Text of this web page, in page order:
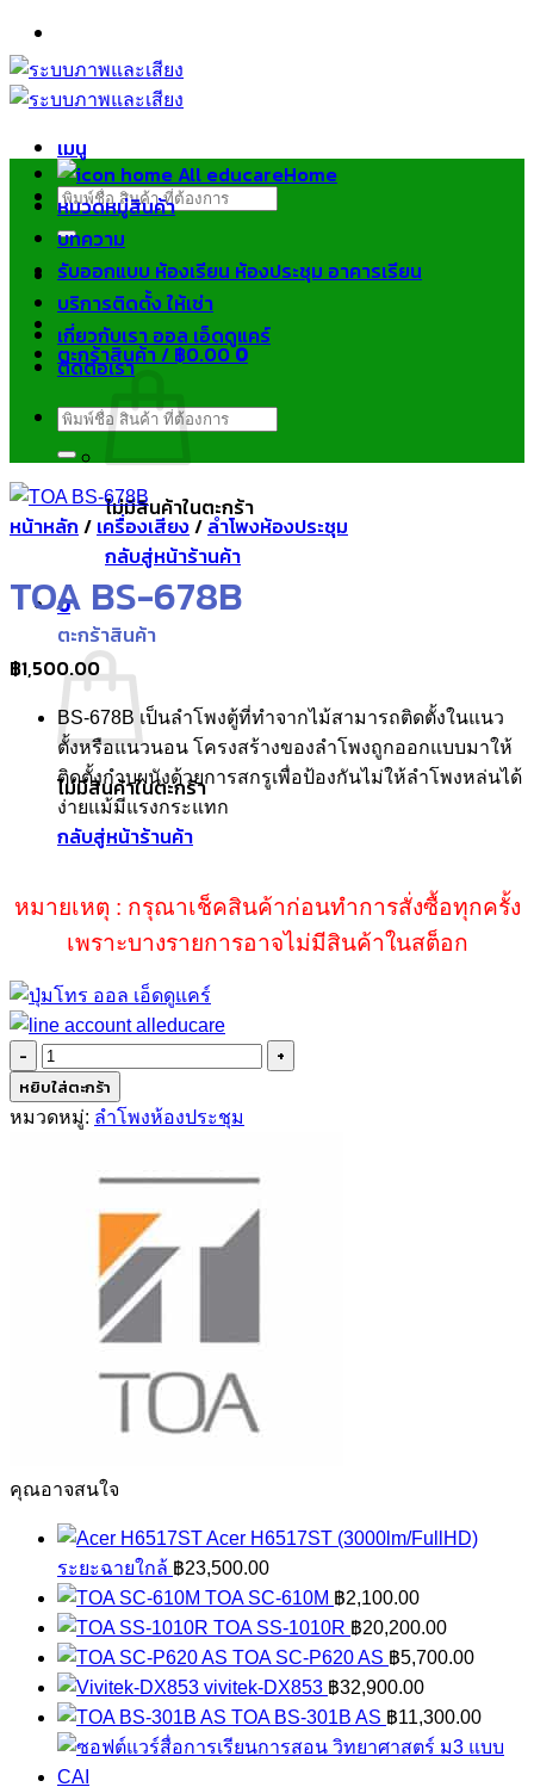
ข้าม
ไป
ยัง
เมนู
ค้นหา:
ตะกร้าสินค้า /฿0.000
ไม่มีสินค้าในตะกร้า
กลับสู่หน้าร้านค้า
0
ตะกร้าสินค้า
ไม่มีสินค้าในตะกร้า
กลับสู่หน้าร้านค้า
Home
หมวดหมู่สินค้า
บทความ
รับออกแบบ ห้องเรียน ห้องประชุม อาคารเรียน
บริการติดตั้ง ให้เช่า
เกี่ยวกับเรา ออล เอ็ดดูแคร์
ติดต่อเรา
ค้นหา:
หน้าหลัก / เครื่องเสียง/ ลำโพงห้องประชุม
TOA BS-678B
฿1,500.00
BS-678B เป็นลำโพงตู้ที่ทำจากไม้สามารถติดตั้งในแนว
ตั้งหรือแนวนอน โครงสร้างของลำโพงถูกออกแบบมาให้
ติดตั้งกำบผนังด้วยการสกรูเพื่อป้องกันไม่ให้ลำโพงหล่นได้
ง่ายแม้มีแรงกระแทก
หมายเหตุ : กรุณาเช็คสินค้าก่อนทำการสั่งซื้อทุกครั้ง
เพราะบางรายการอาจไม่มีสินค้าในสต็อก
จำนวน
TOA
BS-
หยิบใส่ตะกร้า
หมวดหมู่: ลำโพงห้องประชุม
คุณอาจสนใจ
Acer H6517ST (3000lm/FullHD)
ระยะฉายใกล้ ฿23,500.00
TOA SC-610M ฿2,100.00
TOA SS-1010R ฿20,200.00
TOA SC-P620 AS ฿5,700.00
vivitek-DX853 ฿32,900.00
TOA BS-301B AS ฿11,300.00